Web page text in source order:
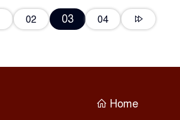
02 03 04
Home